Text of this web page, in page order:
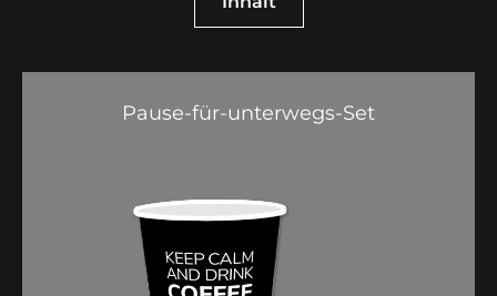
Pause-für-unterwegs-Set